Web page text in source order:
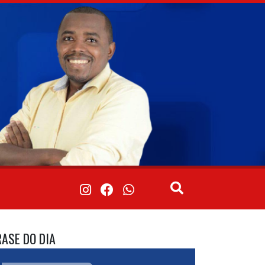
DO DIA